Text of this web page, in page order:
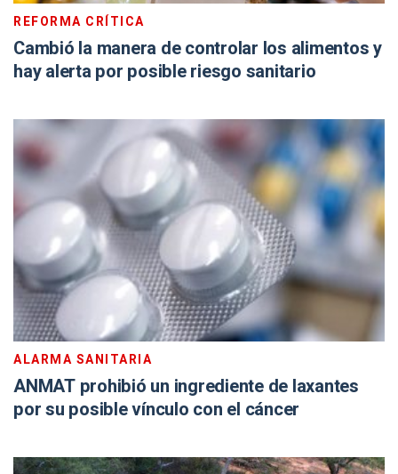
REFORMA CRÍTICA
Cambió la manera de controlar los alimentos y
hay alerta por posible riesgo sanitario
ALARMA SANITARIA
ANMAT prohibió un ingrediente de laxantes
por su posible vínculo con el cáncer